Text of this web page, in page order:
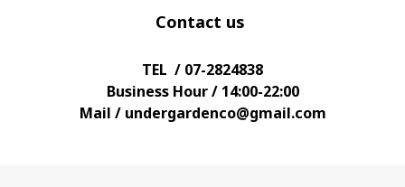
Contact us
TEL / 07-2824838
Business Hour / 14:00-22:00
Mail / undergardenco@gmail.com